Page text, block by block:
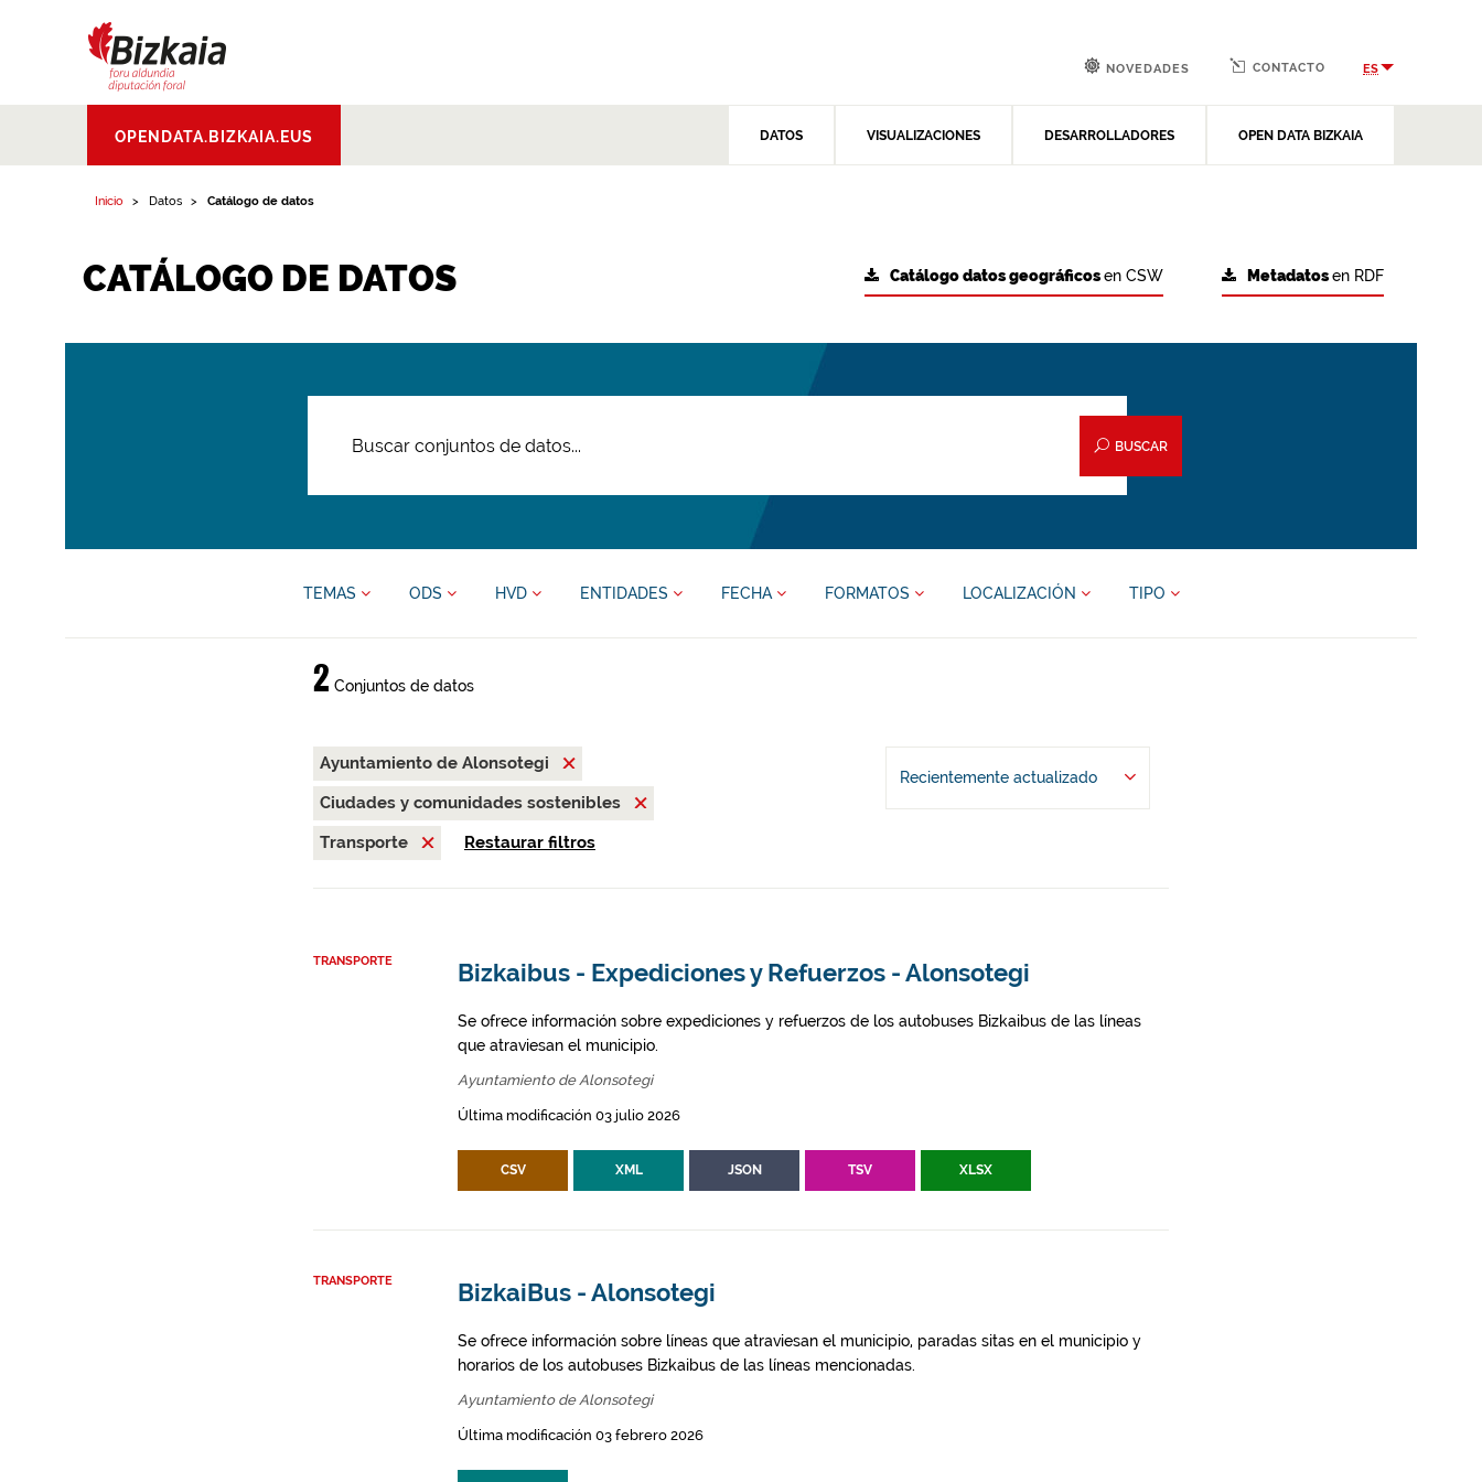
Aldundia.Diputacion
Foral de Bizkaia
OPENDATA.BIZKAIA.EUS DATOS VISUALIZACIONES DESARROLLADORES OPEN DATA BIZKAIA
NOVEDADES CONTACTO ES
Inicio Datos Catálogo de datos
CATÁLOGO DE DATOS Metadatosen RDF
Catálogo datos geográficosen CSW
BUSCAR
TEMAS ODS HVD ENTIDADES FECHA FORMATOS LOCALIZACIÓN TIPO
2 Conjuntos de datos
Ayuntamiento de Alonsotegi
Ciudades y comunidades sostenibles
Transporte
Restaurar filtros
Recientemente actualizado
TRANSPORTE Bizkaibus - Expediciones y Refuerzos - Alonsotegi
Se ofrece información sobre expediciones y refuerzos de los autobuses Bizkaibus de las líneas
que atraviesan el municipio.
Ayuntamiento de Alonsotegi
Última modificación 03 julio 2026
CSV XML JSON TSV XLSX
TRANSPORTE BizkaiBus - Alonsotegi
Se ofrece información sobre líneas que atraviesan el municipio, paradas sitas en el municipio y
horarios de los autobuses Bizkaibus de las líneas mencionadas.
Ayuntamiento de Alonsotegi
Última modificación 03 febrero 2026